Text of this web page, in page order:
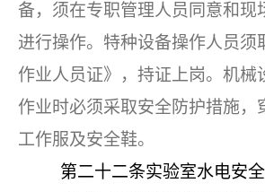
备，须在专职管理人员同意和现
进行操作。特种设备操作人员须
作业人员证》，持证上岗。机械
作业时必须采取安全防护措施，
工作服及安全鞋。
第二十二条实验室水电安